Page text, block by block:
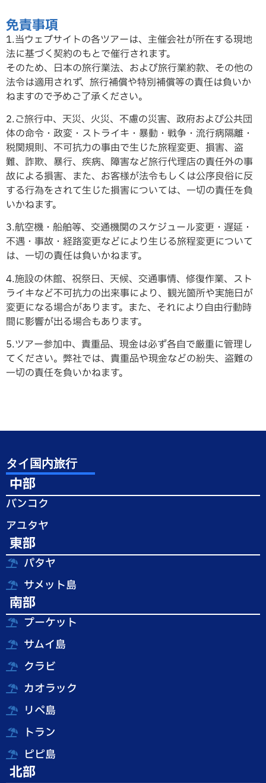
免責事項
1.当ウェブサイトの各ツアーは、主催会社が所在する現地
法に基づく契約のもとで催行されます。
そのため、日本の旅行業法、および旅行業約款、その他の
法令は適用されず、旅行補償や特別補償等の責任は負いか
ねますので予めご了承ください。
2.ご旅行中、天災、火災、不慮の災害、政府および公共団
体の命令・政変・ストライキ・暴動・戦争・流行病隔離・
税関規則、不可抗力の事由で生じた旅程変更、損害、盗
難、詐欺、暴行、疾病、障害など旅行代理店の責任外の事
故による損害、また、お客様が法令もしくは公序良俗に反
する行為をされて生じた損害については、一切の責任を負
いかねます。
3.航空機・船舶等、交通機関のスケジュール変更・遅延・
不遇・事故・経路変更などにより生じる旅程変更について
は、一切の責任は負いかねます。
4.施設の休館、祝祭日、天候、交通事情、修復作業、スト
ライキなど不可抗力の出来事により、観光箇所や実施日が
変更になる場合があります。また、それにより自由行動時
間に影響が出る場合もあります。
5.ツアー参加中、貴重品、現金は必ず各自で厳重に管理し
てください。弊社では、貴重品や現金などの紛失、盗難の
一切の責任を負いかねます。
タイ国内旅行
中部
バンコク
アユタヤ
東部
パタヤ
サメット島
南部
プーケット
サムイ島
クラビ
カオラック
リペ島
トラン
ピピ島
北部